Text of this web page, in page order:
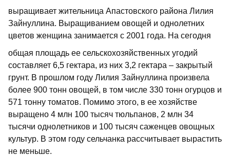
выращивает жительница Апастовского района Лилия
Зайнуллина. Выращиванием овощей и однолетних
цветов женщина занимается с 2001 года. На сегодня
общая площадь ее сельскохозяйственных угодий
составляет 6,5 гектара, из них 3,2 гектара – закрытый
грунт. В прошлом году Лилия Зайнуллина произвела
более 900 тонн овощей, в том числе 330 тонн огурцов и
571 тонну томатов. Помимо этого, в ее хозяйстве
выращено 4 млн 100 тысяч тюльпанов, 2 млн 34
тысячи однолетников и 100 тысяч саженцев овощных
культур. В этом году сельчанка рассчитывает вырас­тить
не меньше.